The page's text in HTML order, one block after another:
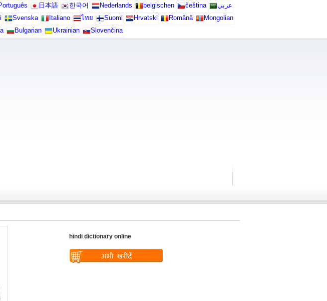
日本語 한국어 Nederlands belgischen čeština
عربي
Svenska Italiano ไทย Suomi Hrvatski Română
Mongolian
Bulgarian Ukrainian Slovenčina
hindi dictionary online